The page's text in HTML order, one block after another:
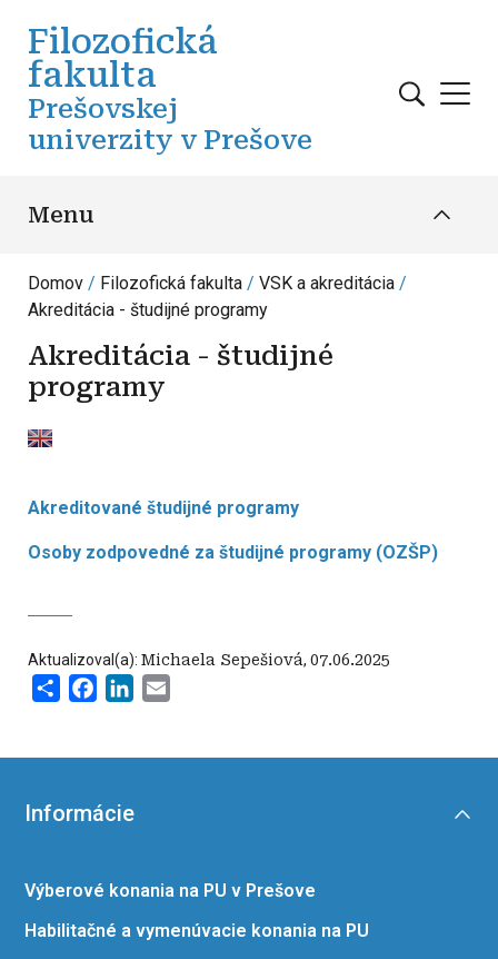
Filozofická
fakulta
Prešovskej
univerzity v Prešove
Menu
Domov Filozofická fakulta
VSK a akreditácia
Akreditácia - študijné programy
Akreditácia - študijné
programy
Akreditované študijné programy
Osoby zodpovedné za študijné programy (OZŠP)
Aktualizoval(a): Michaela Sepešiová, 07.06.2025
Share FacebookLinkedIn
Informácie
Výberové konania na PU v Prešove
Habilitačné a vymenúvacie konania na PU